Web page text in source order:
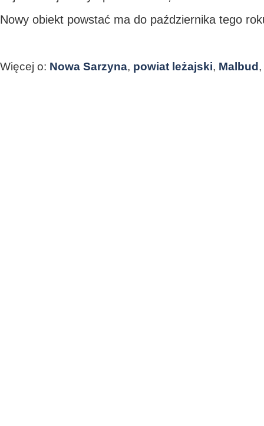
Nowy obiekt powstać ma do października tego
Więcej o: Nowa Sarzyna, powiat leżajski, Malbud ,